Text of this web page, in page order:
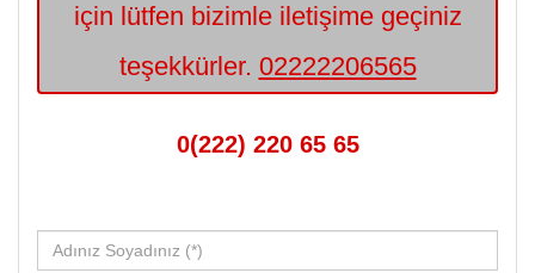
için lütfen bizimle iletişime geçiniz
teşekkürler. 02222206565
0(222) 220 65 65